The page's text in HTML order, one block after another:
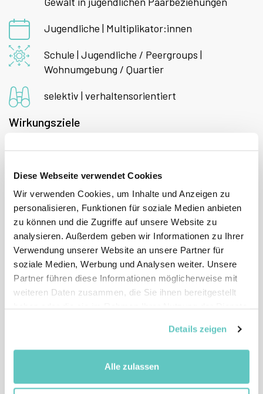
Diese Webseite verwendet Cookies
Wir verwenden Cookies, um Inhalte und Anzeigen zu
personalisieren, Funktionen für soziale Medien anbieten
zu können und die Zugriffe auf unsere Website zu
analysieren. Außerdem geben wir Informationen zu Ihrer
Verwendung unserer Website an unsere Partner für
soziale Medien, Werbung und Analysen weiter. Unsere
Partner führen diese Informationen möglicherweise mit
weiteren Daten zusammen, die Sie ihnen bereitgestellt
Details zeigen
Alle zulassen
Jugendliche | Multiplikator:innen
Schule | Jugendliche / Peergroups |
Wohnumgebung / Quartier
selektiv | verhaltensorientiert
Wirkungsziele
Resilienz
Reduktion oppositionell-aggressiven Verhaltens /
Reizbarkeit
Reduktion psychischer (Verhaltens-)Probleme
Wirksamkeitspotential